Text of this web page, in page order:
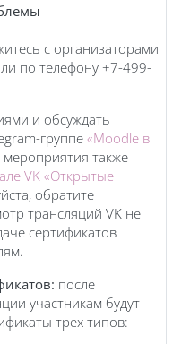
с организаторами
по телефону +7-499-
и обсуждать
группе «Moodle в
мероприятия также
VK «Открытые
обратите
трансляций VK не
сертификатов
после
участникам будут
трех типов: